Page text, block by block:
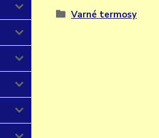
Varné termosy